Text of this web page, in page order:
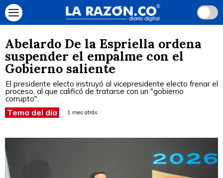
Abelardo De la Espriella ordena
suspender el empalme con el
Gobierno saliente
El presidente electo instruyó al vicepresidente electo frenar el
proceso, al que calificó de tratarse con un "gobierno
corrupto".
Tema del día 1 mes atrás